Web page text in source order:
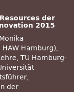
der
2015
Hamburg),
TU Hamburg-
der